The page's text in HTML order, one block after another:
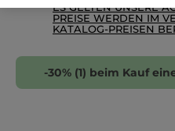
ES GELTEN UNSERE
PREISE WERDEN IM
KATALOG-PREISEN
-30% (1) beim Kauf